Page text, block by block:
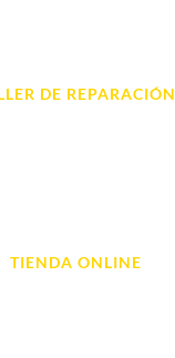
DE REPARACIÓN
TIENDA ONLINE